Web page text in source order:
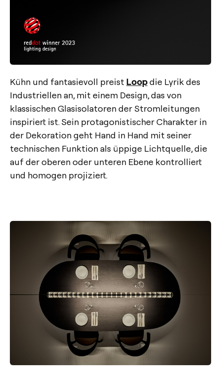
Kühn und fantasievoll preist Loopdie Lyrik des
Industriellen an, mit einem Design, das von
klassischen Glasisolatoren der Stromleitungen
inspiriert ist. Sein protagonistischer Charakter in
der Dekoration geht Hand in Hand mit seiner
technischen Funktion als üppige Lichtquelle, die
auf der oberen oder unteren Ebene kontrolliert
und homogen projiziert.